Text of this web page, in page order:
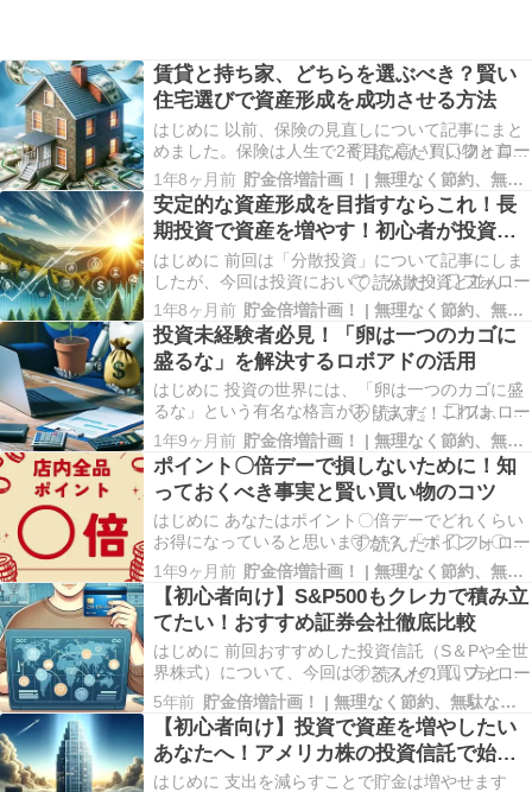
賃貸と持ち家、どちらを選ぶべき？賢い
住宅選びで資産形成を成功させる方法
はじめに 以前、保険の見直しについて記事にまと
めました。保険は人生で2番目に高い買い物と言わ
れますが、人生で一番高い買い物はやはり「家」
でしょう。「家」は人生最大の買い物と言われる
ように、その選択は私たちの人生に大きな影響を
与えます。 賃貸と持ち家、どちらを選ぶべきか悩
んでいる…
1年8ヶ月前 貯金倍増計画！ | 無理なく節約、無駄なく増やす♪
安定的な資産形成を目指すならこれ！長
期投資で資産を増やす！初心者が投資の
プロに勝つための方法
はじめに 前回は「分散投資」について記事にしま
したが、今回は投資において、分散投資と並んで
重要な考え方である「長期投資」についてまとめ
ました。ある意味、分散投資以上に投資のリター
ンに直結するところです。投資の世界で我々個人
投資家がプロ（機関投資家等）に勝つことは難し
いとされてい…
1年8ヶ月前 貯金倍増計画！ | 無理なく節約、無駄なく増やす♪
投資未経験者必見！「卵は一つのカゴに
盛るな」を解決するロボアドの活用
はじめに 投資の世界には、「卵は一つのカゴに盛
るな」という有名な格言があります。 これは、一
つの金融資産だけに投資するのは危険という意味
です。例えば、全財産をある一つの株に投資した
場合、その株の価値が暴落してしまうと、投資し
たお金をほとんど失ってしまう（カゴの中の卵が
全部割れて…
1年9ヶ月前 貯金倍増計画！ | 無理なく節約、無駄なく増やす♪
ポイント〇倍デーで損しないために！知
っておくべき事実と賢い買い物のコツ
はじめに あなたはポイント〇倍デーでどれくらい
お得になっていると思いますか？ 「ポイント〇倍
デー」という言葉に惹かれ、ついつい買い物に行
ってしまう方も多いのではないでしょうか。しか
し、本当に「お得」と言えるのでしょうか？今回
は、ポイント〇倍デーでどのくらいの節約になる
のか、計算…
1年9ヶ月前 貯金倍増計画！ | 無理なく節約、無駄なく増やす♪
【初心者向け】S&P500もクレカで積み立
てたい！おすすめ証券会社徹底比較
はじめに 前回おすすめした投資信託（S＆Pや全世
界株式）について、今回はオススメの買い方と証
券会社を紹介します。 今や投資は、一部の専門家
だけのものではありません。スマホ一つで、誰で
も簡単に始められる時代になりました。 特に、ネ
ット証券を使ったクレジットカード積立は、メリ
ットが…
5年前 貯金倍増計画！ | 無理なく節約、無駄なく増やす♪
【初心者向け】投資で資産を増やしたい
あなたへ！アメリカ株の投資信託で始め
る資産形成
はじめに 支出を減らすことで貯金は増やせます